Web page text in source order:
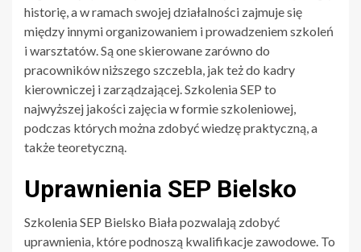
historię, a w ramach swojej działalności zajmuje się
między innymi organizowaniem i prowadzeniem szkoleń
i warsztatów. Są one skierowane zarówno do
pracowników niższego szczebla, jak też do kadry
kierowniczej i zarządzającej. Szkolenia SEP to
najwyższej jakości zajęcia w formie szkoleniowej,
podczas których można zdobyć wiedzę praktyczną, a
także teoretyczną.
Uprawnienia SEP Bielsko
Szkolenia SEP Bielsko Biała pozwalają zdobyć
uprawnienia, które podnoszą kwalifikacje zawodowe. To